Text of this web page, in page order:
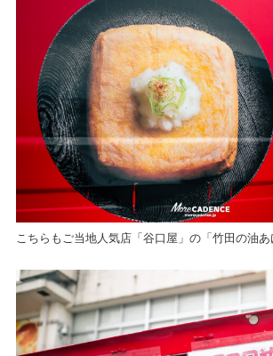
こちらもご当地人気店「谷口屋」の「竹田の油あ